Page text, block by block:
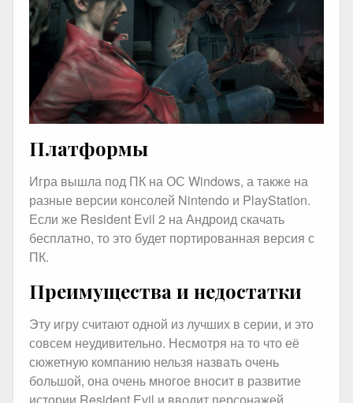
Платформы
Игра вышла под ПК на ОС Windows, а также на
разные версии консолей Nintendo и PlayStation.
Если же Resident Evil 2 на Андроид скачать
бесплатно, то это будет портированная версия с
ПК.
Преимущества и недостатки
Эту игру считают одной из лучших в серии, и это
совсем неудивительно. Несмотря на то что её
сюжетную компанию нельзя назвать очень
большой, она очень многое вносит в развитие